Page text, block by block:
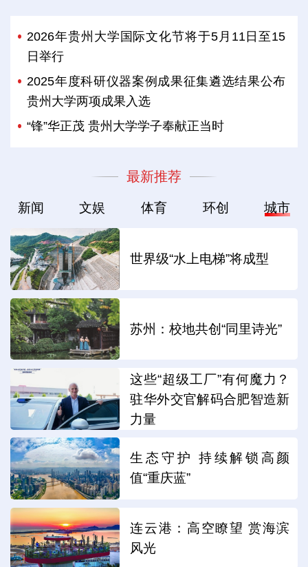
2026年贵州大学国际文化节将于‌5月11日至15
日‌举行
2025年度科研仪器案例成果征集遴选结果公布
贵州大学两项成果入选
“锋”华正茂 贵州大学学子奉献正当时
最新推荐
新闻 文娱 体育 环创 城市
世界级“水上电梯”将成型
苏州：校地共创“同里诗光”
这些“超级工厂”有何魔力？
驻华外交官解码合肥智造新
力量
生态守护 持续解锁高颜
值“重庆蓝”
连云港：高空瞭望 赏海滨
风光